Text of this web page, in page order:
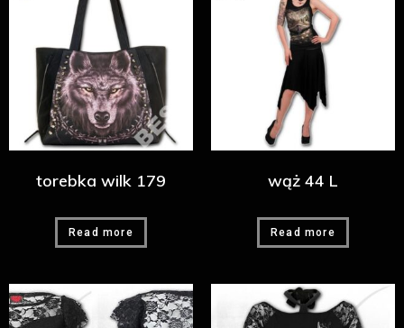
torebka wilk 179
Read more
wąż 44 L
Read more